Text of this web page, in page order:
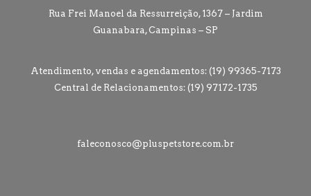
Rua Frei Manoel da Ressurreição, 1367 – Jardim
Guanabara, Campinas – SP
Atendimento, vendas e agendamentos: (19) 99365-7173
Central de Relacionamentos: (19) 97172-1735
faleconosco@pluspetstore.com.br